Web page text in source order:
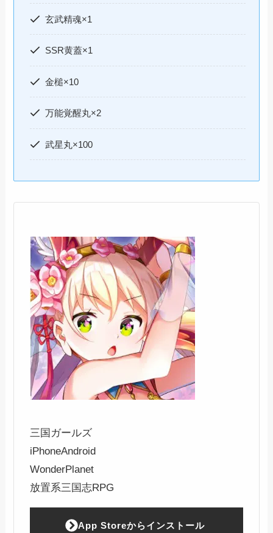
玄武精魂×1
SSR黄蓋×1
金槌×10
万能覚醒丸×2
武星丸×100
三国ガールズ
iPhoneAndroid
WonderPlanet
放置系三国志RPG
App Storeからインストール